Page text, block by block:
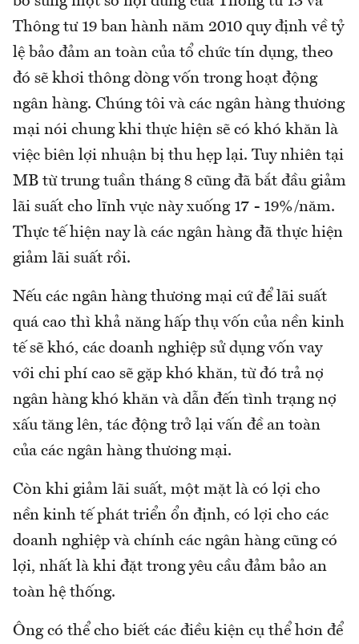
Thông tư 19 ban hành năm 2010 quy định về tỷ
lệ bảo đảm an toàn của tổ chức tín dụng, theo
đó sẽ khơi thông dòng vốn trong hoạt động
ngân hàng. Chúng tôi và các ngân hàng thương
mại nói chung khi thực hiện sẽ có khó khăn là
việc biên lợi nhuận bị thu hẹp lại. Tuy nhiên tại
MB từ trung tuần tháng 8 cũng đã bắt đầu giảm
lãi suất cho lĩnh vực này xuống 17 - 19%/năm.
Thực tế hiện nay là các ngân hàng đã thực hiện
giảm lãi suất rồi.
Nếu các ngân hàng thương mại cứ để lãi suất
quá cao thì khả năng hấp thụ vốn của nền kinh
tế sẽ khó, các doanh nghiệp sử dụng vốn vay
với chi phí cao sẽ gặp khó khăn, từ đó trả nợ
ngân hàng khó khăn và dẫn đến tình trạng nợ
xấu tăng lên, tác động trở lại vấn đề an toàn
của các ngân hàng thương mại.
Còn khi giảm lãi suất, một mặt là có lợi cho
nền kinh tế phát triển ổn định, có lợi cho các
doanh nghiệp và chính các ngân hàng cũng có
lợi, nhất là khi đặt trong yêu cầu đảm bảo an
toàn hệ thống.
Ông có thể cho biết các điều kiện cụ thể hơn để